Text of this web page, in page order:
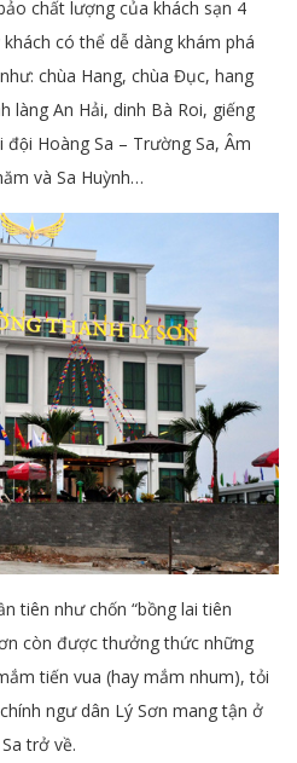
chất lượng của khách sạn 4
có thể dễ dàng khám phá
chùa Hang, chùa Đục, hang
làng An Hải, dinh Bà Roi, giếng
Hoàng Sa – Trường Sa, Âm
và Sa Huỳnh…
tiên như chốn “bồng lai tiên
còn được thưởng thức những
tiến vua (hay mắm nhum), tỏi
ngư dân Lý Sơn mang tận ở
trở về.